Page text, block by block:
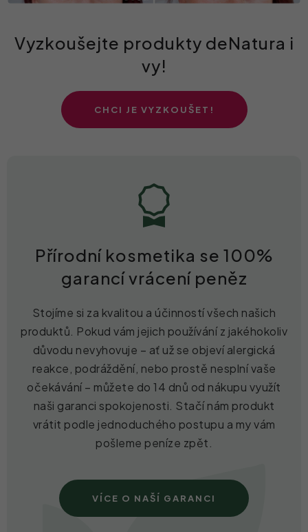
Vyzkoušejte produkty deNatura i
vy!
CHCI JE VYZKOUŠET!
Přírodní kosmetika se 100%
garancí vrácení peněz
Stojíme si za kvalitou a účinností všech našich
produktů. Pokud vám jejich používání z jakéhokoliv
důvodu nevyhovuje – ať už se objeví alergická
reakce, podráždění, nebo prostě nesplní vaše
očekávání – můžete do 14 dnů od nákupu využít
naši garanci spokojenosti. Stačí nám produkt
vrátit podle jednoduchého postupu a my vám
pošleme peníze zpět.
VÍCE O NAŠÍ GARANCI